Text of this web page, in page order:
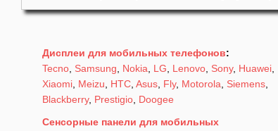
Дисплеи для мобильных телефонов:
Tecno, Samsung, Nokia, LG, Lenovo, Sony, Huawei,
Xiaomi, Meizu, HTC, Asus, Fly, Motorola, Siemens,
Blackberry, Prestigio, Doogee
Сенсорные панели для мобильных